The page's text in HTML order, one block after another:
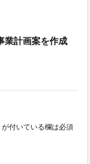
業計画案を作成
が付いている欄は必須